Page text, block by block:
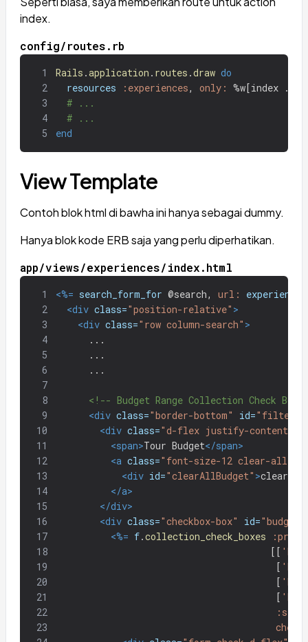
index.
config/routes.rb
1 Rails .application . routes .draw do
2
resources :experiences, only: %w[index
3
# ...
4
# ...
5
end
View Template
Contoh blok html di bawha ini hanya sebagai dummy.
Hanya blok kode ERB saja yang perlu diperhatikan.
app/views/experiences/index.html
1 <%= search_form_for @search, url:
2
<div class="position-relative" >
3
<div class="row column-search" >
4
      ...
5
      ...
6
      ...
7
8
<!-- Budget Range Collection Check
9
<div class="border-bottom" id="filter-
10
<div class="d-flex justify-content-
11
<span>Tour Budget</span>
12
<a class="font-size-12 clear-all"
13
<div id="clearAllBudget" >clear
14
</a>
15
</div>
16
<div class="checkbox-box" id="budget-
17
<%= f.collection_check_boxes
18
[[
19
[
20
[
21
[
22
23